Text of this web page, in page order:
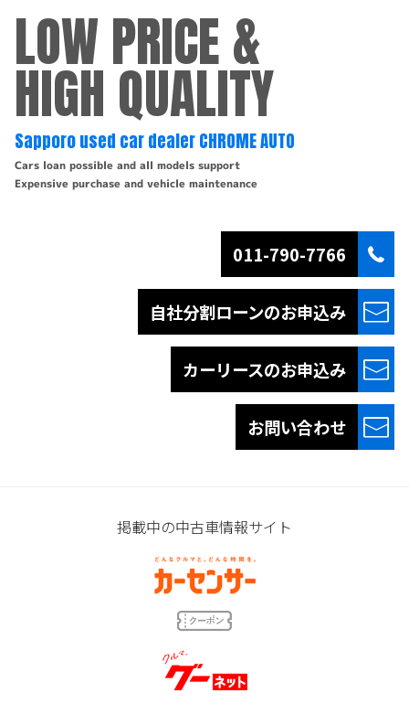
LOW PRICE &
HIGH QUALITY
Sapporo used car dealer CHROME AUTO
Cars loan possible and all models support
Expensive purchase and vehicle maintenance
011-790-7766
自社分割ローンのお申込み
カーリースのお申込み
お問い合わせ
掲載中の中古車情報サイト